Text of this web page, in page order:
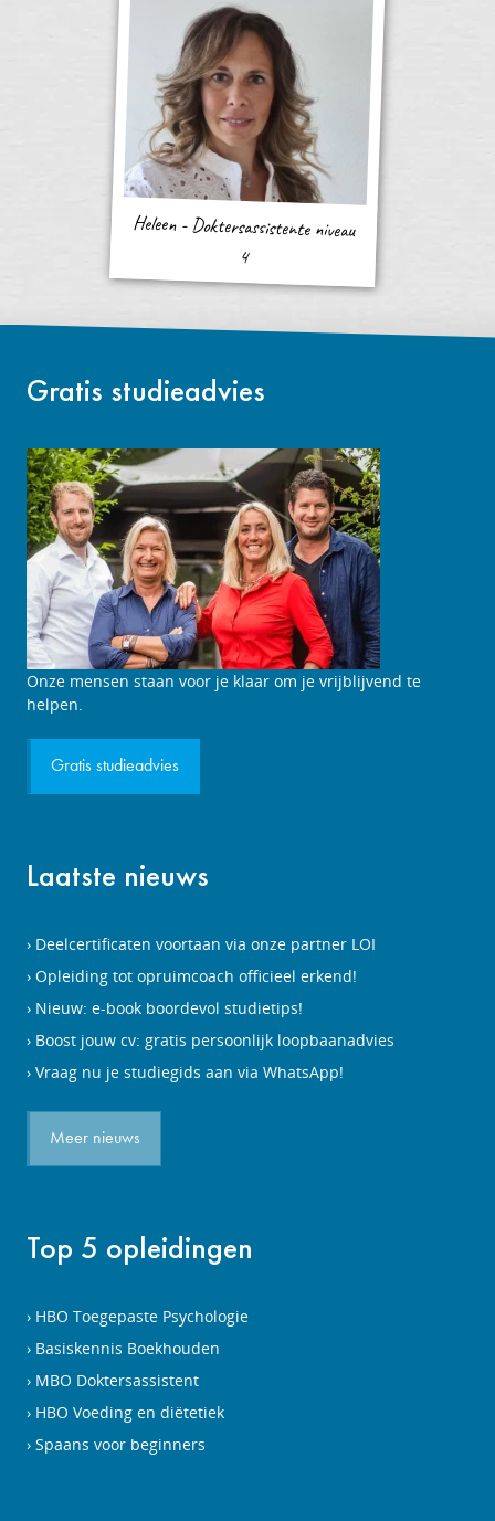
Heleen - Doktersassistente niveau
4
Gratis studieadvies
Studieadviesgesprek
aanvragen
Onze mensen staan voor je klaar om je vrijblijvend te
helpen.
Gratis studieadvies
Laatste nieuws
Deelcertificaten voortaan via onze partner LOI
Opleiding tot opruimcoach officieel erkend!
Nieuw: e-book boordevol studietips!
Boost jouw cv: gratis persoonlijk loopbaanadvies
Vraag nu je studiegids aan via WhatsApp!
Meer nieuws
Top 5 opleidingen
HBO Toegepaste Psychologie
Basiskennis Boekhouden
MBO Doktersassistent
HBO Voeding en diëtetiek
Spaans voor beginners